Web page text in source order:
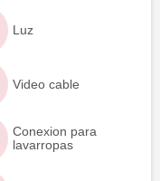
Luz
Video cable
Conexion para
lavarropas